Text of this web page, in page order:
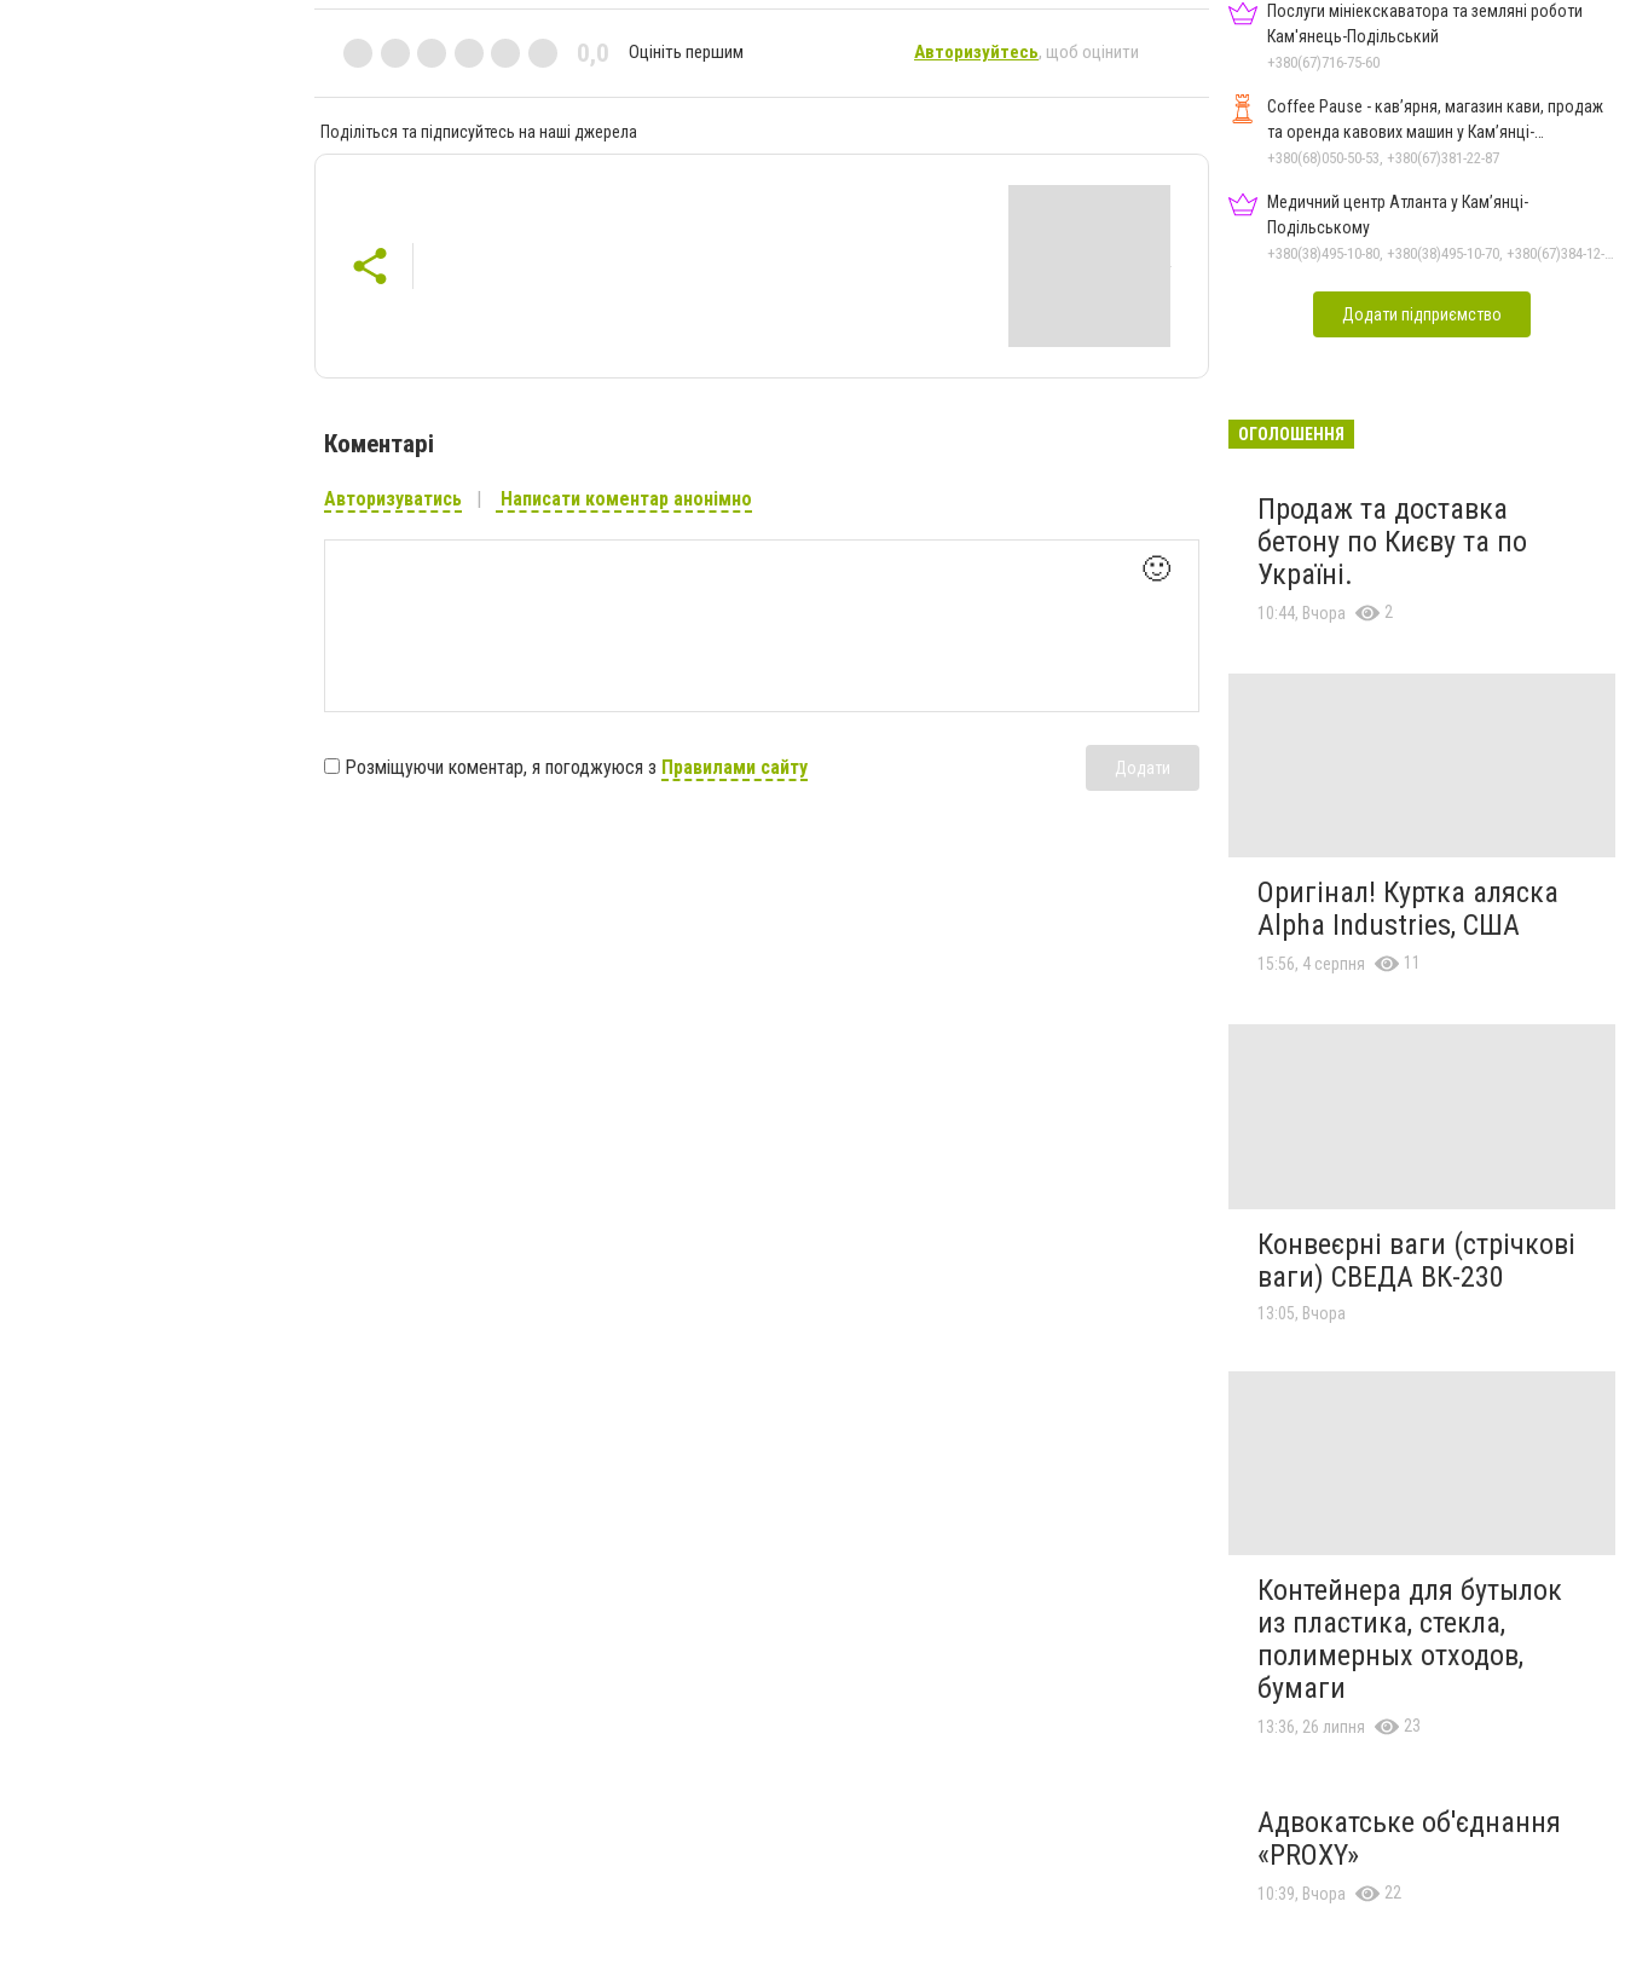
0,0 Оцініть першим Авторизуйтесь, щоб оцінити
Поділіться та підписуйтесь на наші джерела
Коментарі
Авторизуватись Написати коментар анонімно
🙂
Розміщуючи коментар, я погоджуюся з Правилами сайту Додати
Послуги мініекскаватора та земляні роботи
Кам'янець-Подільський
+380(67)716-75-60
Coffee Pause - кав’ярня, магазин кави, продаж
та оренда кавових машин у Кам’янці-
Подільському
+380(68)050-50-53, +380(67)381-22-87
Медичний центр Атланта у Кам’янці-
Подільському
+380(38)495-10-80, +380(38)495-10-70, +380(67)384-12-07
Додати підприємство
ОГОЛОШЕННЯ
Продаж та доставка
бетону по Києву та по
Україні.
10:44, Вчора 2
Оригінал! Куртка аляска
Alpha Industries, США
15:56, 4 серпня 11
Конвеєрні ваги (стрічкові
ваги) СВЕДА ВК-230
13:05, Вчора
Контейнера для бутылок
из пластика, стекла,
полимерных отходов,
бумаги
13:36, 26 липня 23
Адвокатське об'єднання
«PROXY»
10:39, Вчора 22